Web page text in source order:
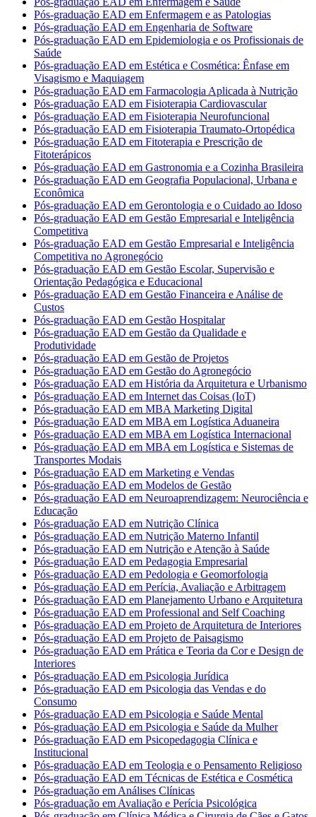
Pós-graduação EAD em Enfermagem e as Patologias
Pós-graduação EAD em Engenharia de Software
Pós-graduação EAD em Epidemiologia e os Profissionais de
Saúde
Pós-graduação EAD em Estética e Cosmética: Ênfase em
Visagismo e Maquiagem
Pós-graduação EAD em Farmacologia Aplicada à Nutrição
Pós-graduação EAD em Fisioterapia Cardiovascular
Pós-graduação EAD em Fisioterapia Neurofuncional
Pós-graduação EAD em Fisioterapia Traumato-Ortopédica
Pós-graduação EAD em Fitoterapia e Prescrição de
Fitoterápicos
Pós-graduação EAD em Gastronomia e a Cozinha Brasileira
Pós-graduação EAD em Geografia Populacional, Urbana e
Econômica
Pós-graduação EAD em Gerontologia e o Cuidado ao Idoso
Pós-graduação EAD em Gestão Empresarial e Inteligência
Competitiva
Pós-graduação EAD em Gestão Empresarial e Inteligência
Competitiva no Agronegócio
Pós-graduação EAD em Gestão Escolar, Supervisão e
Orientação Pedagógica e Educacional
Pós-graduação EAD em Gestão Financeira e Análise de
Custos
Pós-graduação EAD em Gestão Hospitalar
Pós-graduação EAD em Gestão da Qualidade e
Produtividade
Pós-graduação EAD em Gestão de Projetos
Pós-graduação EAD em Gestão do Agronegócio
Pós-graduação EAD em História da Arquitetura e Urbanismo
Pós-graduação EAD em Internet das Coisas (IoT)
Pós-graduação EAD em MBA Marketing Digital
Pós-graduação EAD em MBA em Logística Aduaneira
Pós-graduação EAD em MBA em Logística Internacional
Pós-graduação EAD em MBA em Logística e Sistemas de
Transportes Modais
Pós-graduação EAD em Marketing e Vendas
Pós-graduação EAD em Modelos de Gestão
Pós-graduação EAD em Neuroaprendizagem: Neurociência e
Educação
Pós-graduação EAD em Nutrição Clínica
Pós-graduação EAD em Nutrição Materno Infantil
Pós-graduação EAD em Nutrição e Atenção à Saúde
Pós-graduação EAD em Pedagogia Empresarial
Pós-graduação EAD em Pedologia e Geomorfologia
Pós-graduação EAD em Perícia, Avaliação e Arbitragem
Pós-graduação EAD em Planejamento Urbano e Arquitetura
Pós-graduação EAD em Professional and Self Coaching
Pós-graduação EAD em Projeto de Arquitetura de Interiores
Pós-graduação EAD em Projeto de Paisagismo
Pós-graduação EAD em Prática e Teoria da Cor e Design de
Interiores
Pós-graduação EAD em Psicologia Jurídica
Pós-graduação EAD em Psicologia das Vendas e do
Consumo
Pós-graduação EAD em Psicologia e Saúde Mental
Pós-graduação EAD em Psicologia e Saúde da Mulher
Pós-graduação EAD em Psicopedagogia Clínica e
Institucional
Pós-graduação EAD em Teologia e o Pensamento Religioso
Pós-graduação EAD em Técnicas de Estética e Cosmética
Pós-graduação em Análises Clínicas
Pós-graduação em Avaliação e Perícia Psicológica